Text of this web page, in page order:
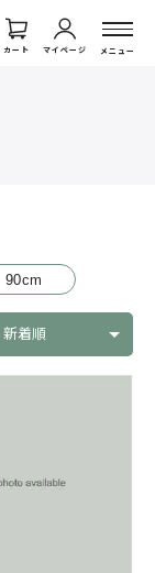
カート マイページ メニュー
90cm
新着順